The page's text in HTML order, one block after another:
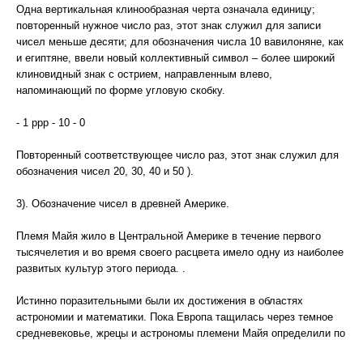
Одна вертикальная клинообразная черта означала единицу;
повторенный нужное число раз, этот знак служил для записи
чисел меньше десяти; для обозначения числа 10 вавилоняне, как
и египтяне, ввели новый коллективный символ – более широкий
клиновидный знак с острием, направленным влево,
напоминающий по форме угловую скобку.
- 1 ррр - 10 - 0
Повторенный соответствующее число раз, этот знак служил для
обозначения чисел 20, 30, 40 и 50 ).
3). Обозначение чисел в древней Америке.
Племя Майя жило в Центральной Америке в течение первого
тысячелетия и во время своего расцвета имело одну из наиболее
развитых культур этого периода. .
Истинно поразительными были их достижения в областях
астрономии и математики. Пока Европа тащилась через темное
средневековье, жрецы и астрономы племени Майя определили по